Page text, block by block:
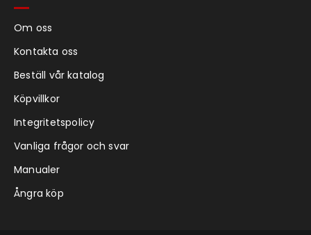
Om oss
Kontakta oss
Beställ vår katalog
Köpvillkor
Integritetspolicy
Vanliga frågor och svar
Manualer
Ångra köp